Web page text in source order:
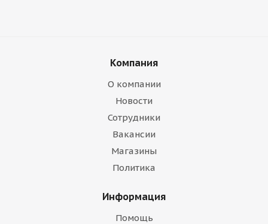
Компания
О компании
Новости
Сотрудники
Вакансии
Магазины
Политика
Информация
Помощь